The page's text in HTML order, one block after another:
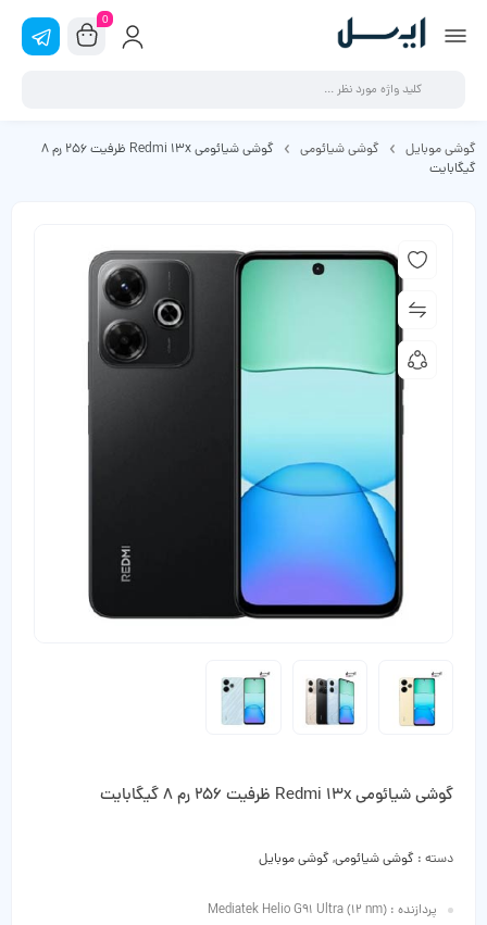
0
گوشی موبایل گوشی شیائومی
گوشی شیائومی Redmi 13x ظرفیت 256 رم 8
گیگابایت
گوشی شیائومی Redmi 13x ظرفیت 256 رم 8 گیگابایت
دسته : گوشی شیائومی,گوشی موبایل
پردازنده : Mediatek Helio G91 Ultra (12 nm)